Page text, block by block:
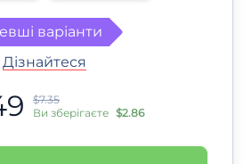
варіанти
Дізнайтеся
$7.35
Ви зберігаєте $2.86